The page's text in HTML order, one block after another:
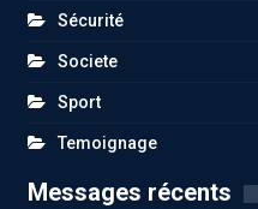
Sécurité
Societe
Sport
Temoignage
Messages récents